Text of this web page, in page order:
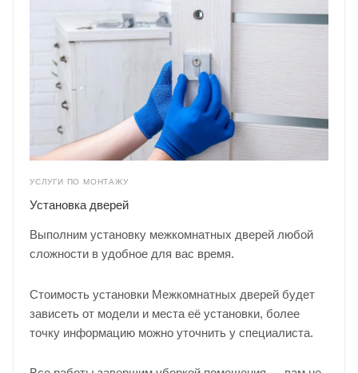
УСЛУГИ ПО МОНТАЖУ
Установка дверей
Выполним установку межкомнатных дверей любой
сложности в удобное для вас время.
Стоимость установки Межкомнатных дверей будет
зависеть от модели и места её установки, более
точку информацию можно уточнить у специалиста.